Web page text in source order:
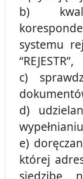
b)
systemu
“REJESTR”,
c)
d)
e)
której